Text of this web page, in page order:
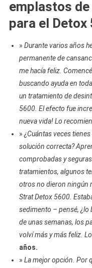
emplastos
para el
» Durante varios años
permanente de
me hacía feliz.
buscando ayuda en
un tratamiento de
5600. El efecto fue
nueva vida! Lo
» ¿Cuántas veces
solución correcta?
comprobadas y
tratamientos, algunos
otros no dieron ningún
Strat Detox 5600.
sedimento – pensé, ¿lo
de unas semanas, los
volví más y más feliz.
años.
» La mejor opción. Por